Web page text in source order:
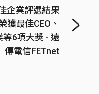
企業評選結果
最佳CEO、
等6項大獎 - 遠
傳電信FETnet